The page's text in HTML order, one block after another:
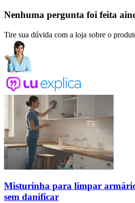
Nenhuma pergunta foi feita
Tire sua dúvida com a loja sobre o
Misturinha para limpar
sem danificar